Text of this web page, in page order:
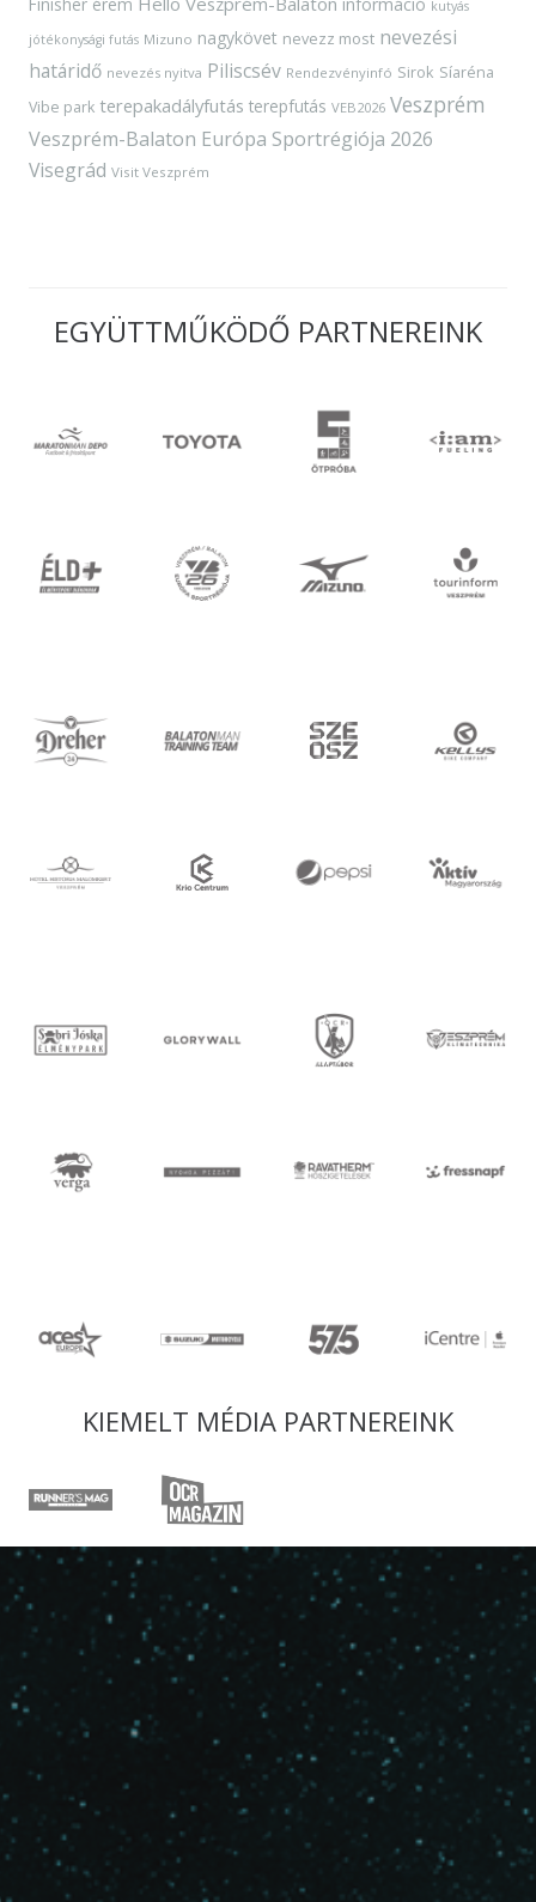
kutyás
jótékonysági futás Mizuno nagykövet nevezz most nevezési
határidő nevezés nyitva Piliscsév Rendezvényinfó Sirok Síaréna
Vibe park terepakadályfutás terepfutás VEB2026 Veszprém
Veszprém-Balaton Európa Sportrégiója 2026
Visegrád Visit Veszprém
EGYÜTTMŰKÖDŐ PARTNEREINK
KIEMELT MÉDIA PARTNEREINK